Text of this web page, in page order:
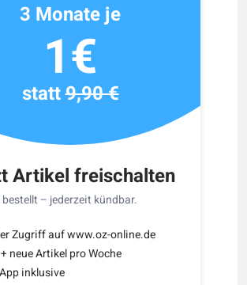
Artikel freischalten
bestellt – jederzeit kündbar.
Zugriff auf www.oz-online.de
neue Artikel pro Woche
inklusive
3 Monate je
1€
statt9,90 €